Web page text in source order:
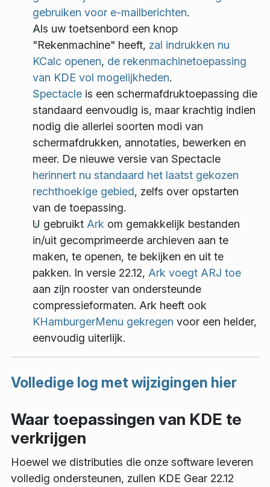
gebruiken voor e-mailberichten.
Als uw toetsenbord een knop
"Rekenmachine" heeft, zal indrukken nu
KCalc openen, de rekenmachinetoepassing
van KDE vol mogelijkheden.
Spectacle is een schermafdruktoepassing die
standaard eenvoudig is, maar krachtig indien
nodig die allerlei soorten modi van
schermafdrukken, annotaties, bewerken en
meer. De nieuwe versie van Spectacle
herinnert nu standaard het laatst gekozen
rechthoekige gebied, zelfs over opstarten
van de toepassing.
U gebruikt Ark om gemakkelijk bestanden
in/uit gecomprimeerde archieven aan te
maken, te openen, te bekijken en uit te
pakken. In versie 22.12, Ark voegt ARJ toe
aan zijn rooster van ondersteunde
compressieformaten. Ark heeft ook
KHamburgerMenu gekregen voor een helder,
eenvoudig uiterlijk.
Volledige log met wijzigingen hier
Waar toepassingen van KDE te
verkrijgen
Hoewel we distributies die onze software leveren
volledig ondersteunen, zullen KDE Gear 22.12